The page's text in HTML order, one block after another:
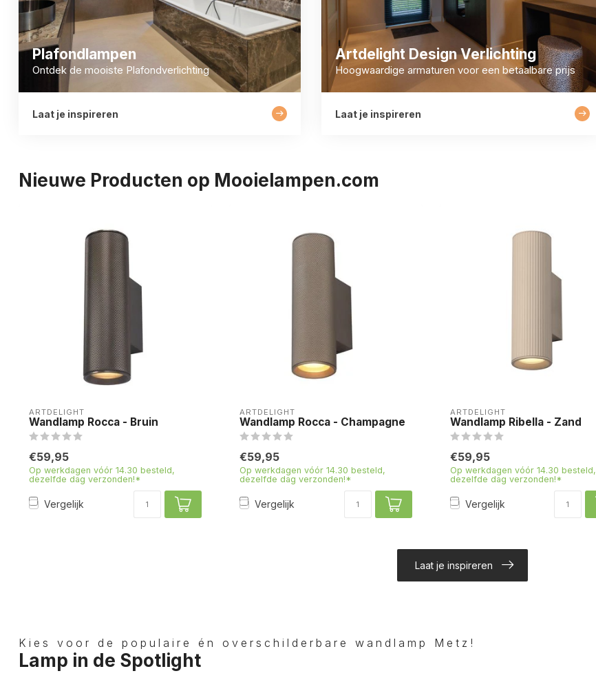
Plafondlampen
Ontdek de mooiste Plafondverlichting
Laat je inspireren
Artdelight Design Verlichting
Hoogwaardige armaturen voor een betaalbare prijs
Laat je inspireren
Nieuwe Producten op Mooielampen.com
ARTDELIGHT
Wandlamp Rocca - Bruin
€59,95
Op werkdagen vóór 14.30 besteld,
dezelfde dag verzonden!*
Vergelijk
ARTDELIGHT
Wandlamp Rocca - Champagne
€59,95
Op werkdagen vóór 14.30 besteld,
dezelfde dag verzonden!*
Vergelijk
ARTDELIGHT
Wandlamp Ribella - Zand
€59,95
Op werkdagen vóór 14.30 besteld,
dezelfde dag verzonden!*
Vergelijk
Laat je inspireren
Kies voor de populaire én overschilderbare wandlamp Metz!
Lamp in de Spotlight